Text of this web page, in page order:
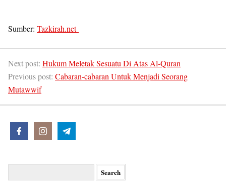
Sumber: Tazkirah.net
Next post: Hukum Meletak Sesuatu Di Atas Al-Quran
Previous post: Cabaran-cabaran Untuk Menjadi Seorang
Mutawwif